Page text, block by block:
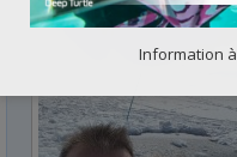
Information à